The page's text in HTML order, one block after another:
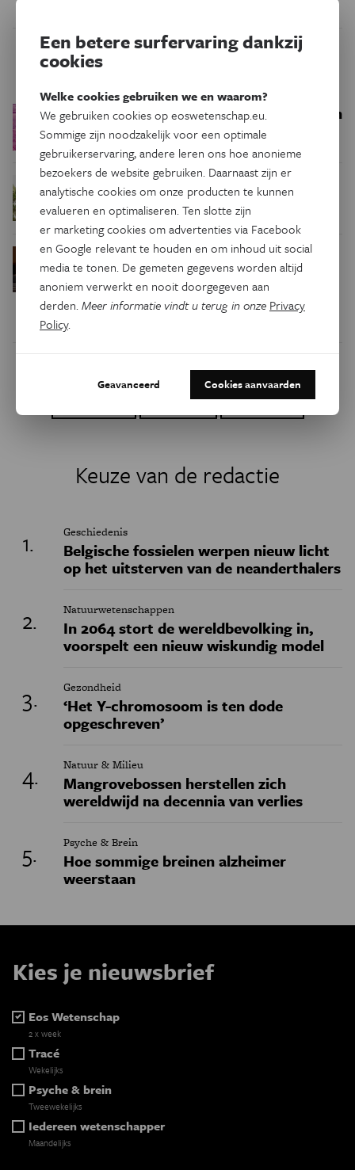
RuimteEen bakkerij op 400 miljoen
kilometer van de aarde
Podcast Natuur & Milieu Waar zijn
insecten in de winter?
Psyche & Brein Waarom we tinnitus
in de hersenen moeten zoeken
Dit artikel delen op:
Twitter Linkedin
Keuze van de redactie
Geschiedenis
Belgische fossielen werpen nieuw licht
op het uitsterven van de neanderthalers
Natuurwetenschappen
In 2064 stort de wereldbevolking in,
voorspelt een nieuw wiskundig model
Gezondheid
‘Het Y-chromosoom is ten dode
opgeschreven’
Natuur & Milieu
Mangrovebossen herstellen zich
wereldwijd na decennia van verlies
Psyche & Brein
Hoe sommige breinen alzheimer
weerstaan
Kies je nieuwsbrief
Eos Wetenschap
2 x week
Tracé
Wekelijks
Psyche & brein
Tweewekelijks
Iedereen wetenschapper
Maandelijks
Een betere surfervaring dankzij
cookies
Welke cookies gebruiken we en waarom?
We gebruiken cookies op eoswetenschap.eu.
Sommige zijn noodzakelijk voor een optimale
gebruikerservaring, andere leren ons hoe anonieme
bezoekers de website gebruiken. Daarnaast zijn er
analytische cookies om onze producten te kunnen
evalueren en optimaliseren. Ten slotte zijn
er marketing cookies om advertenties via Facebook
en Google relevant te houden en om inhoud uit social
media te tonen. De gemeten gegevens worden altijd
anoniem verwerkt en nooit doorgegeven aan
derden.Meer informatie vindt u terug in onze Privacy
Policy.
Geavanceerd Cookies aanvaarden